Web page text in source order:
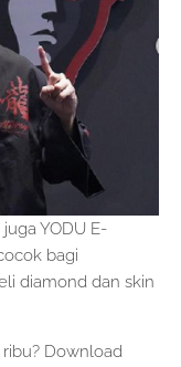
YODU E-
bagi
diamond dan skin
Download